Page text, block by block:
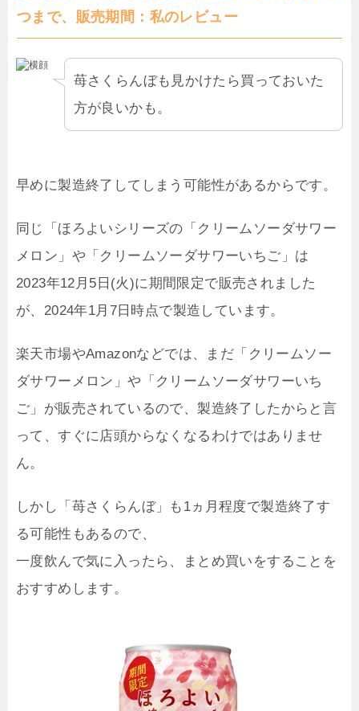
つまで、販売期間：私のレビュー
苺さくらんぼも見かけたら買っておいた
方が良いかも。
早めに製造終了してしまう可能性があるからです。
同じ「ほろよいシリーズの「クリームソーダサワー
メロン」や「クリームソーダサワーいちご」は
2023年12月5日(火)に期間限定で販売されました
が、2024年1月7日時点で製造しています。
楽天市場やAmazonなどでは、まだ「クリームソー
ダサワーメロン」や「クリームソーダサワーいち
ご」が販売されているので、製造終了したからと言
って、すぐに店頭からなくなるわけではありませ
ん。
しかし「苺さくらんぼ」も1ヵ月程度で製造終了す
る可能性もあるので、
一度飲んで気に入ったら、まとめ買いをすることを
おすすめします。